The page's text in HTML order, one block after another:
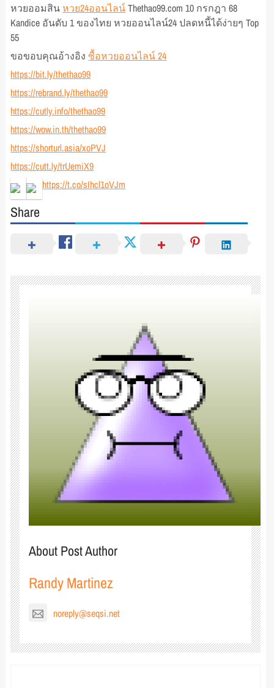
หวยออมสินหวย24ออนไลน์Thethao99.com 10 กรกฎา 68
Kandice อันดับ 1 ของไทย หวยออนไลน์24 ปลดหนี้ได้ง่ายๆ Top
55
ขอขอบคุณอ้างอิงซื้อหวยออนไลน์ 24
https://bit.ly/thethao99
https://rebrand.ly/thethao99
https://cutly.info/thethao99
https://wow.in.th/thethao99
https://shorturl.asia/xoPVJ
https://cutt.ly/trUemiX9
https://t.co/sIhcl1oVJm
Share
About Post Author
Randy Martinez
noreply@seqsi.net